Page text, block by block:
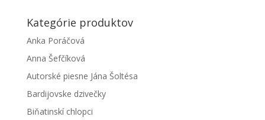
Kategórie produktov
Anka Poráčová
Anna Šefčíková
Autorské piesne Jána Šoltésa
Bardijovske dzivečky
Biňatinskí chlopci